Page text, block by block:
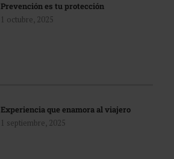
Prevención es tu protección
1 octubre, 2025
Experiencia que enamora al viajero
1 septiembre, 2025